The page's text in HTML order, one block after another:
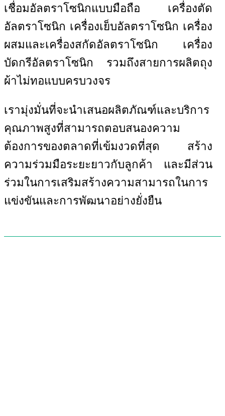
เชื่อมอัลตราโซนิกแบบมือถือ เครื่องตัด
อัลตราโซนิก เครื่องเย็บอัลตราโซนิก เครื่อง
ผสมและเครื่องสกัดอัลตราโซนิก เครื่อง
บัดกรีอัลตราโซนิก รวมถึงสายการผลิตถุง
ผ้าไม่ทอแบบครบวงจร
เรามุ่งมั่นที่จะนำเสนอผลิตภัณฑ์และบริการ
คุณภาพสูงที่สามารถตอบสนองความ
ต้องการของตลาดที่เข้มงวดที่สุด สร้าง
ความร่วมมือระยะยาวกับลูกค้า และมีส่วน
ร่วมในการเสริมสร้างความสามารถในการ
แข่งขันและการพัฒนาอย่างยั่งยืน